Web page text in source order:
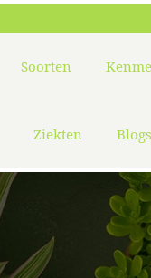
Soorten
Ziekten Blogs